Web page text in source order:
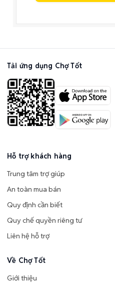
Tải ứng dụng Chợ Tốt
Hỗ trợ khách hàng
Trung tâm trợ giúp
An toàn mua bán
Quy định cần biết
Quy chế quyền riêng tư
Liên hệ hỗ trợ
Về Chợ Tốt
Giới thiệu